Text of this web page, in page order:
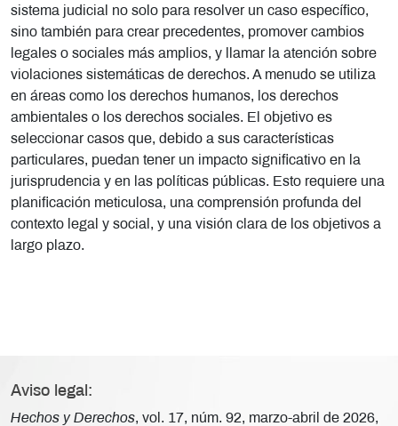
sistema judicial no solo para resolver un caso específico,
sino también para crear precedentes, promover cambios
legales o sociales más amplios, y llamar la atención sobre
violaciones sistemáticas de derechos. A menudo se utiliza
en áreas como los derechos humanos, los derechos
ambientales o los derechos sociales. El objetivo es
seleccionar casos que, debido a sus características
particulares, puedan tener un impacto significativo en la
jurisprudencia y en las políticas públicas. Esto requiere una
planificación meticulosa, una comprensión profunda del
contexto legal y social, y una visión clara de los objetivos a
largo plazo.
Aviso legal:
Hechos y Derechos, vol. 17, núm. 92, marzo-abril de 2026,